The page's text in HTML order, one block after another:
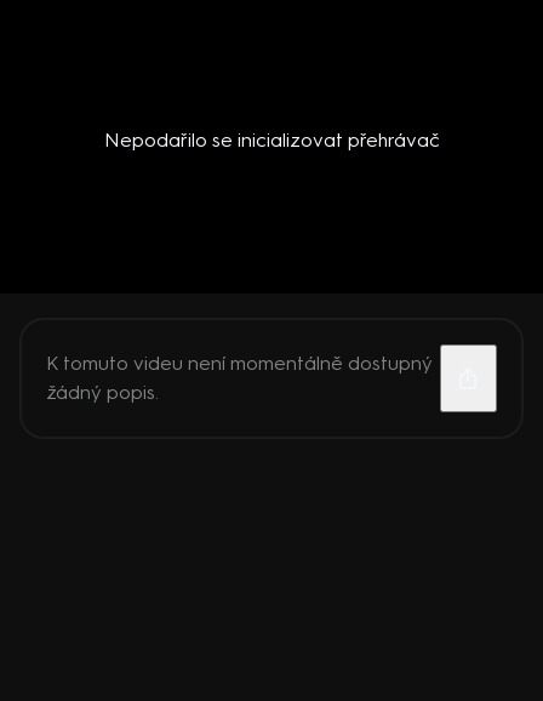
Nepodařilo se inicializovat přehrávač
K tomuto videu není momentálně dostupný
žádný popis.